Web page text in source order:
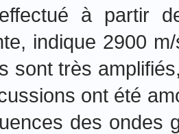
à partir
indique 2900
sont très
ont été
des ondes